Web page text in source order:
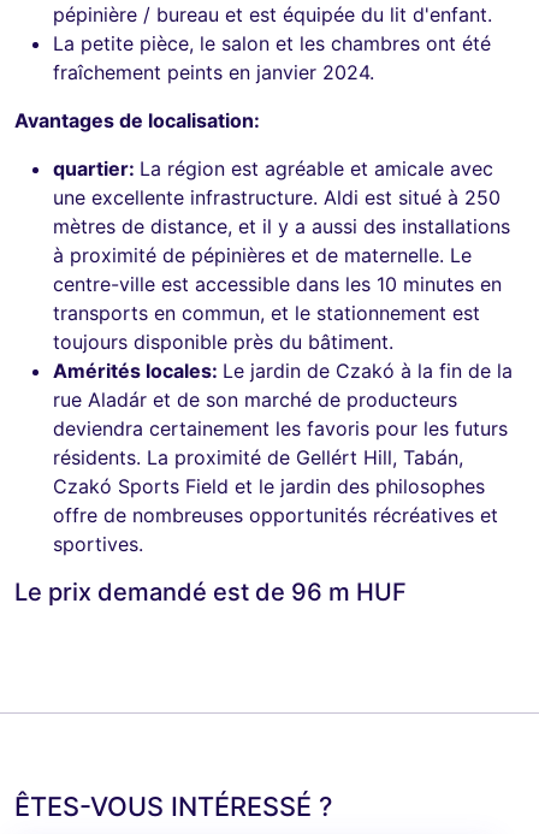
pépinière / bureau et est équipée du lit d'enfant.
La petite pièce, le salon et les chambres ont été
fraîchement peints en janvier 2024.
Avantages de localisation:
quartier: La région est agréable et amicale avec
une excellente infrastructure. Aldi est situé à 250
mètres de distance, et il y a aussi des installations
à proximité de pépinières et de maternelle. Le
centre-ville est accessible dans les 10 minutes en
transports en commun, et le stationnement est
toujours disponible près du bâtiment.
Amérités locales: Le jardin de Czakó à la fin de la
rue Aladár et de son marché de producteurs
deviendra certainement les favoris pour les futurs
résidents. La proximité de Gellért Hill, Tabán,
Czakó Sports Field et le jardin des philosophes
offre de nombreuses opportunités récréatives et
sportives.
Le prix demandé est de 96 m HUF
ÊTES-VOUS INTÉRESSÉ ?